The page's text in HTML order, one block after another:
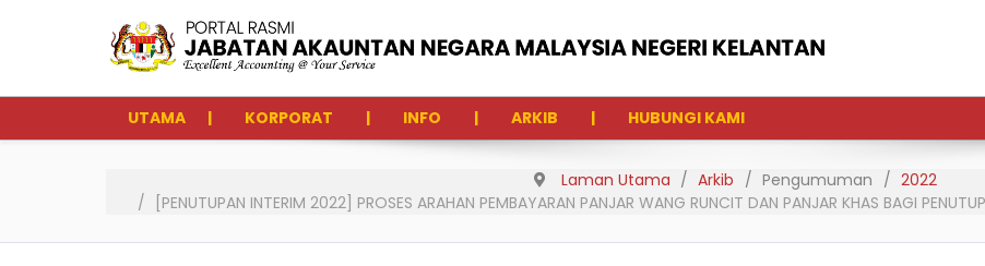
UTAMA KORPORAT INFO ARKIB HUBUNGI KAMI
Laman Utama Arkib Pengumuman
2022
[PENUTUPAN INTERIM 2022] PROSES ARAHAN PEMBAYARAN PANJAR WANG RUNCIT DAN PANJAR KHAS BAGI